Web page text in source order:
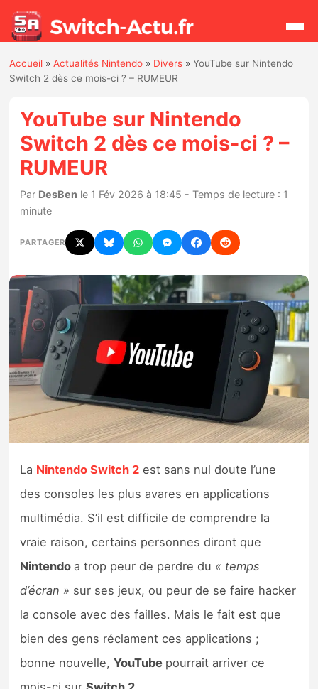
Actualités
Jeux
Hardware
Mises à jour
Chiffres de ventes
Rumeurs
Nintendo Direct
Tests et previews
Tests de jeux
Tests d’accessoires
Autres tests
Précommandes
Précommandes jeux Switch 2
Sorties de jeux
Accueil »Actualités Nintendo » Divers »YouTube sur Nintendo
Switch 2 dès ce mois-ci ? – RUMEUR
YouTube sur Nintendo
Switch 2 dès ce mois-ci ? –
RUMEUR
Par DesBen le 1 Fév 2026 à 18:45 - Temps de lecture : 1
minute
PARTAGER
La Nintendo Switch 2 est sans nul doute l’une
des consoles les plus avares en applications
multimédia. S’il est difficile de comprendre la
vraie raison, certains personnes diront que
Nintendo a trop peur de perdre du « temps
d’écran » sur ses jeux, ou peur de se faire hacker
la console avec des failles. Mais le fait est que
bien des gens réclament ces applications ;
bonne nouvelle,YouTube pourrait arriver ce